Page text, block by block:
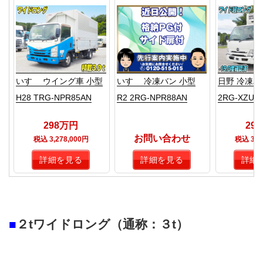
いすゞ ウイング車 小型
H28 TRG-NPR85AN
298万円
税込 3,278,000円
詳細を見る
いすゞ 冷凍バン 小型
R2 2RG-NPR88AN
お問い合わせ
詳細を見る
日野 冷凍
2RG-
298
税込
詳細
■ ２tワイドロング（通称：３t）